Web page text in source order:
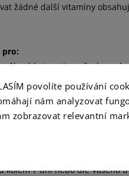
povolíte používání
nám analyzovat
zobrazovat relevantní
žádné další vitamíny
pro:
věkové kategorie a všechna
produkty FALCO jsou přírodní
barviv, aromat,
obilovin, rýže nebo sóji.
kolem 7 dní nebo dle Vašeho